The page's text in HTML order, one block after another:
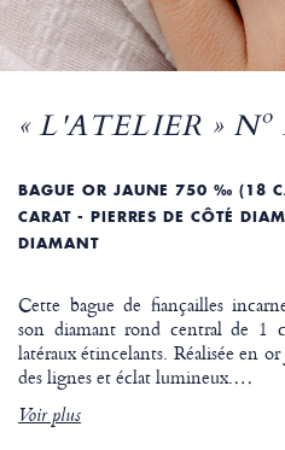
« L'ATELIER » Nº
BAGUE OR JAUNE 750 ‰ (18
CARAT - PIERRES DE CÔTÉ
DIAMANT
Cette bague de fiançailles
son diamant rond central de 1
latéraux étincelants. Réalisée en
des lignes et éclat lumineux.…
Voir plus